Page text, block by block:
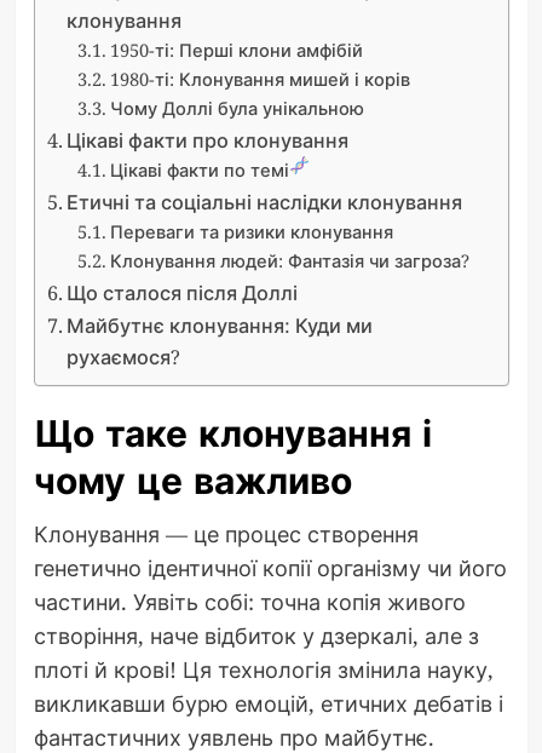
клонування
1950-ті: Перші клони амфібій
1980-ті: Клонування мишей і корів
Чому Доллі була унікальною
Цікаві факти про клонування
Цікаві факти по темі
Етичні та соціальні наслідки клонування
Переваги та ризики клонування
Клонування людей: Фантазія чи загроза?
Що сталося після Доллі
Майбутнє клонування: Куди ми
рухаємося?
Що таке клонування і
чому це важливо
Клонування — це процес створення
генетично ідентичної копії організму чи його
частини. Уявіть собі: точна копія живого
створіння, наче відбиток у дзеркалі, але з
плоті й крові! Ця технологія змінила науку,
викликавши бурю емоцій, етичних дебатів і
фантастичних уявлень про майбутнє.